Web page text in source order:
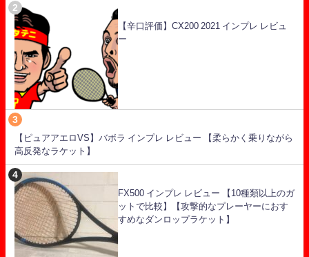
【辛口評価】CX200 2021 インプレ レビュ
ー
【ピュアアエロVS】バボラ インプレ レビュー 【柔らかく乗りながら
高反発なラケット】
FX500 インプレ レビュー 【10種類以上のガ
ットで比較】【攻撃的なプレーヤーにおす
すめなダンロップラケット】